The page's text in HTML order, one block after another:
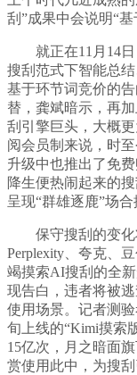
刮”成果中会说明“基
就正在11月14日
搜刮范式下智能总
基于环节词竞价的
替，龚斌暗示，再
刮引擎巨头，大概
阅会员制来说，时
升级中也推出了免
降生便热闹起来的
呈现“群雄逐鹿”场合
保守搜刮的变化
Perplexity、夸克、
竭摸索AI搜刮的全
现告白，违者将被
使用场景。记者测
旬上线的“Kimi摸索
15亿次，月之暗面
赏使用此中，为搜